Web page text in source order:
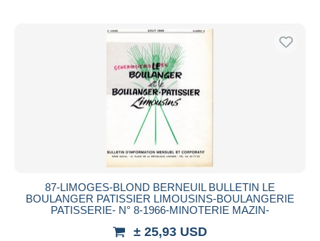
87-LIMOGES-BLOND BERNEUIL BULLETIN LE
BOULANGER PATISSIER LIMOUSINS-BOULANGERIE
PATISSERIE- N° 8-1966-MINOTERIE MAZIN-
± 25,93 USD